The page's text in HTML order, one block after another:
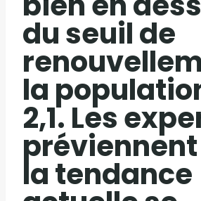
du seuil de
la
2,1. Les
la tendance